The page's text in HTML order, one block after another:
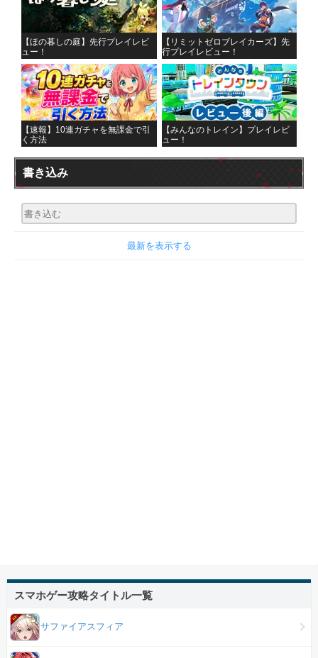
【ほの暮しの庭】先行プレイレビ
ュー！
【リミットゼロブレイカーズ】先
行プレイレビュー！
【速報】10連ガチャを無課金で引
く方法
【みんなのトレイン】プレイレビ
ュー！
書き込み
最新を表示する
スマホゲー攻略タイトル一覧
サファイアスフィア